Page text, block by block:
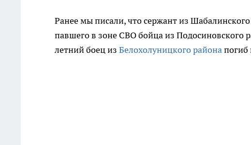
Ранее мы писали, что сержант из
павшего в зоне СВО бойца из Подосиновского
летний боец из Белохолуницкого районапогиб